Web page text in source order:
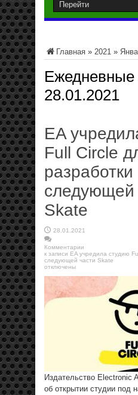
Главная » 2021 »
Ежедневные
28.01.2021
EA
Full Circle
разработки
следующей
Skate
28.01.2021
Комментарии
к записи EA учредила студию
следующей части Skate
отключены
Издательство Electronic
об открытии студии под